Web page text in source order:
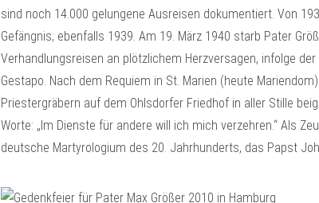
sind noch 14.000 gelungene Ausreisen dokumentiert. Von
Gefängnis; ebenfalls 1939. Am 19. März 1940 starb Pater
Verhandlungsreisen an plötzlichem Herzversagen, infolge
Gestapo. Nach dem Requiem in St. Marien (heute
Priestergräbern auf dem Ohlsdorfer Friedhof in aller Stille
Worte: „Im Dienste für andere will ich mich verzehren.“ Als
deutsche Martyrologium des 20. Jahrhunderts, das Papst